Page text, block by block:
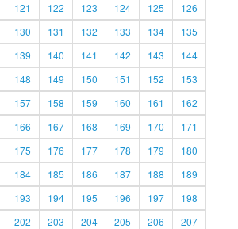
121 122 123 124 125
126
130 131 132 133 134
135
139 140 141 142 143
144
148 149 150 151 152
153
157 158 159 160 161
162
166 167 168 169 170
171
175 176 177 178 179
180
184 185 186 187 188
189
193 194 195 196 197
198
202 203 204 205 206
207